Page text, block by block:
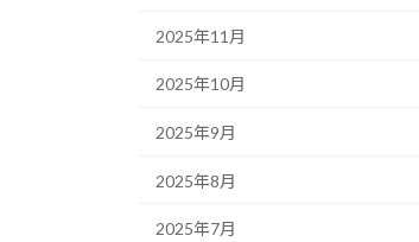
2025年11月
2025年10月
2025年9月
2025年8月
2025年7月